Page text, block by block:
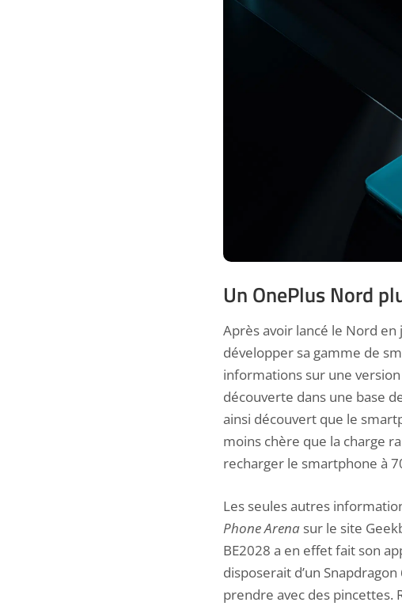
Un OnePlus Nord
Après avoir lancé le Nord
développer sa gamme de
informations sur une
découverte dans une base
ainsi découvert que le
moins chère que la charge
recharger le smartphone à
Les seules autres
Phone Arena sur le site
BE2028 a en effet fait son
disposerait d’un
prendre avec des pincettes.